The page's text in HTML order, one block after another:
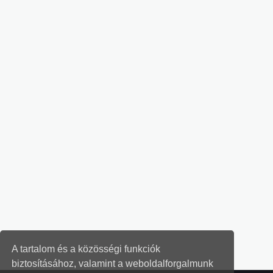
A tartalom és a közösségi funkciók
biztosításához, valamint a weboldalforgalmunk